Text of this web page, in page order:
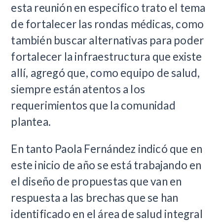
esta reunión en especifico trato el tema
de fortalecer las rondas médicas, como
también buscar alternativas para poder
fortalecer la infraestructura que existe
allí, agregó que, como equipo de salud,
siempre están atentos a los
requerimientos que la comunidad
plantea.
En tanto Paola Fernández indicó que en
este inicio de año se está trabajando en
el diseño de propuestas que van en
respuesta a las brechas que se han
identificado en el área de salud integral